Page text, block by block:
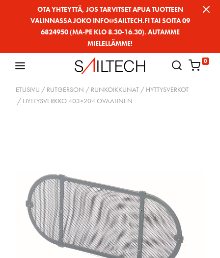
OTA YHTEYTTÄ, JOS TARVITSET APUA TUOTTEEN
VALINNASSA JOKO INFO@SAILTECH.FI TAI SOITA 09
6824950 (MA-PE KLO 8.30-16.30). AUTAMME
MIELELLÄMME!
0
ETUSIVU / RUTGERSON / RUNKOIKKUNAT / HYTTYSVERKOT
/ HYTTYSVERKKO 403×204 OVAALINEN